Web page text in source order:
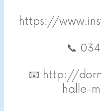
https://
📞
📧 http://
halle-